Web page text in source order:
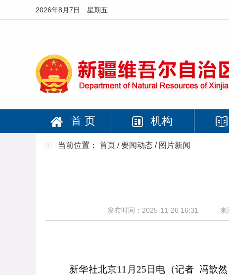
2026年8月7日 星期五
首 页 机构
当前位置： 首页 /要闻动态 / 图片新闻
发布时间：2025-11-26 16:31 来
新华社北京11 月 25 日电（记者 冯歆然